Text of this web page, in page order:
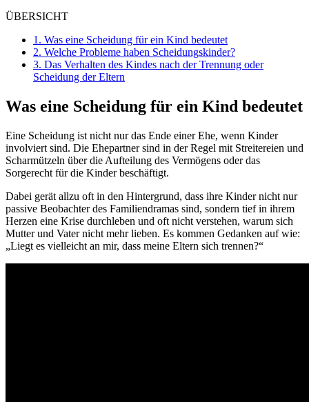
ÜBERSICHT
1. Was eine Scheidung für ein Kind bedeutet
2. Welche Probleme haben Scheidungskinder?
3. Das Verhalten des Kindes nach der Trennung oder
Scheidung der Eltern
Was eine Scheidung für ein Kind bedeutet
Eine Scheidung ist nicht nur das Ende einer Ehe, wenn Kinder
involviert sind. Die Ehepartner sind in der Regel mit Streitereien und
Scharmützeln über die Aufteilung des Vermögens oder das
Sorgerecht für die Kinder beschäftigt.
Dabei gerät allzu oft in den Hintergrund, dass ihre Kinder nicht nur
passive Beobachter des Familiendramas sind, sondern tief in ihrem
Herzen eine Krise durchleben und oft nicht verstehen, warum sich
Mutter und Vater nicht mehr lieben. Es kommen Gedanken auf wie:
„Liegt es vielleicht an mir, dass meine Eltern sich trennen?“